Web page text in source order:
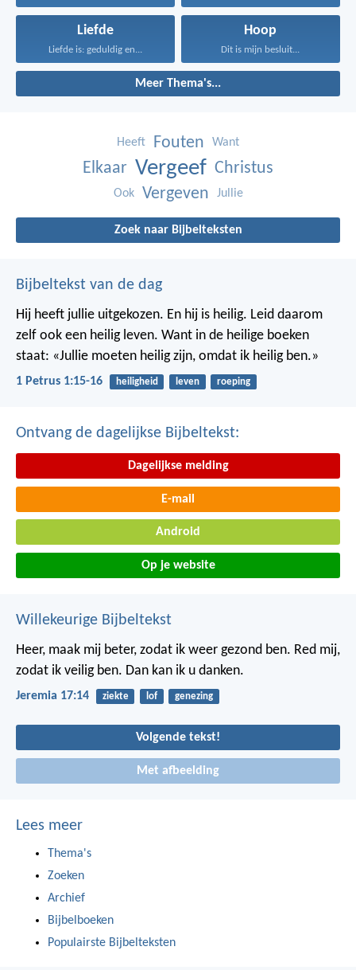
Liefde
Liefde is: geduldig en...
Hoop
Dit is mijn besluit...
Meer Thema's...
Heeft Fouten Want
Elkaar Vergeef Christus
Ook Vergeven Jullie
Zoek naar Bijbelteksten
Bijbeltekst van de dag
Hij heeft jullie uitgekozen. En hij is heilig. Leid daarom
zelf ook een heilig leven. Want in de heilige boeken
staat: «Jullie moeten heilig zijn, omdat ik heilig ben.»
1 Petrus 1:15-16 heiligheid leven roeping
Ontvang de dagelijkse Bijbeltekst:
Dagelijkse melding
E-mail
Android
Op je website
Willekeurige Bijbeltekst
Heer, maak mij beter, zodat ik weer gezond ben. Red mij,
zodat ik veilig ben. Dan kan ik u danken.
Jeremia 17:14 ziekte lof genezing
Volgende tekst!
Met afbeelding
Lees meer
Thema's
Zoeken
Archief
Bijbelboeken
Populairste Bijbelteksten